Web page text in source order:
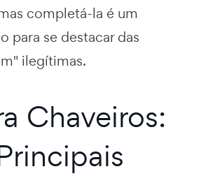
completá-la é um
para se destacar das
ilegítimas.
Chaveiros: